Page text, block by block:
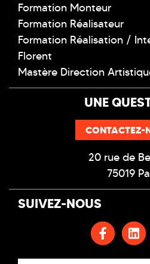
Formation Monteur
Formation Réalisateur
Formation Réalisation /
Florent
Mastère Direction
UNE
CONTACTEZ-
20 rue de
75019
SUIVEZ-NOUS